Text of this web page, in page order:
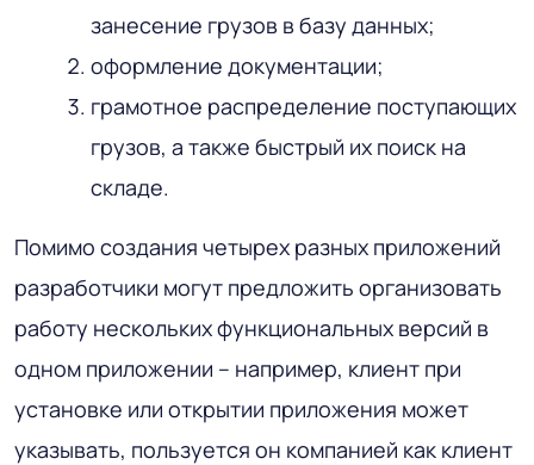
занесение грузов в базу данных;
оформление документации;
грамотное распределение поступающих
грузов, а также быстрый их поиск на
складе.
Помимо создания четырех разных приложений
разработчики могут предложить организовать
работу нескольких функциональных версий в
одном приложении – например, клиент при
установке или открытии приложения может
указывать, пользуется он компанией как клиент